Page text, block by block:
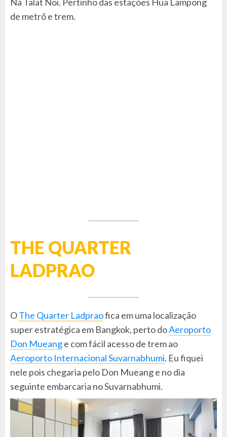
de metrô e trem.
THE QUARTER
LADPRAO
OThe Quarter Ladpraofica em uma localização
super estratégica em Bangkok, perto doAeroporto
Don Mueange com fácil acesso de trem ao
Aeroporto Internacional Suvarnabhumi. Eu fiquei
nele pois chegaria pelo Don Mueang e no dia
seguinte embarcaria no Suvarnabhumi.